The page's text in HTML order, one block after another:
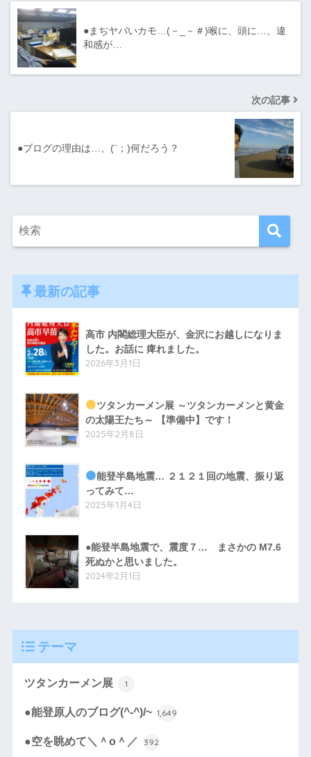
●まぢヤバいカモ…(－_－＃)喉に、頭に…、違
和感が…
次の記事
●ブログの理由は…、(¨；)何だろう？
最新の記事
高市 内閣総理大臣が、金沢にお越しになりま
した。お話に 痺れました。
2026年3月1日
ツタンカーメン展 ～ツタンカーメンと黄金
の太陽王たち～ 【準備中】です！
2025年2月8日
能登半島地震… ２１２１回の地震、振り返
ってみて…
2025年1月4日
●能登半島地震で、震度７… まさかの M7.6
死ぬかと思いました。
2024年2月1日
テーマ
ツタンカーメン展 1
●能登原人のブログ(^-^)/~ 1,649
●空を眺めて＼＾o＾／ 392